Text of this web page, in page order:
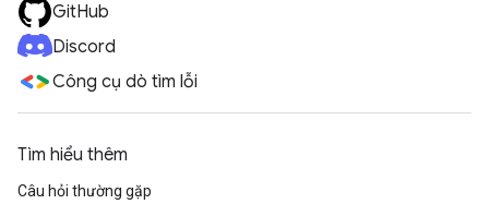
GitHub
Discord
Công cụ dò tìm lỗi
Tìm hiểu thêm
Câu hỏi thường gặp